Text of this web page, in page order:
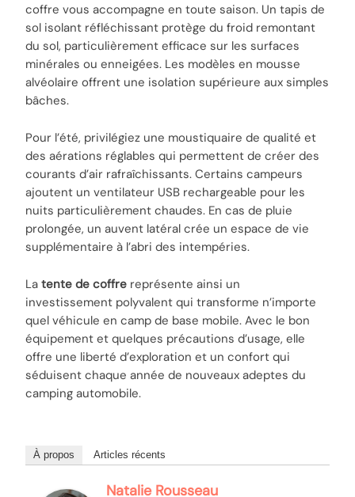
coffre vous accompagne en toute saison. Un tapis de
sol isolant réfléchissant protège du froid remontant
du sol, particulièrement efficace sur les surfaces
minérales ou enneigées. Les modèles en mousse
alvéolaire offrent une isolation supérieure aux simples
bâches.
Pour l’été, privilégiez une moustiquaire de qualité et
des aérations réglables qui permettent de créer des
courants d’air rafraîchissants. Certains campeurs
ajoutent un ventilateur USB rechargeable pour les
nuits particulièrement chaudes. En cas de pluie
prolongée, un auvent latéral crée un espace de vie
supplémentaire à l’abri des intempéries.
Latente de coffre représente ainsi un
investissement polyvalent qui transforme n’importe
quel véhicule en camp de base mobile. Avec le bon
équipement et quelques précautions d’usage, elle
offre une liberté d’exploration et un confort qui
séduisent chaque année de nouveaux adeptes du
camping automobile.
À propos Articles récents
Natalie Rousseau